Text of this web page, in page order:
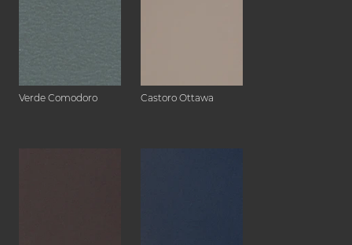
Verde Comodoro Castoro Ottawa